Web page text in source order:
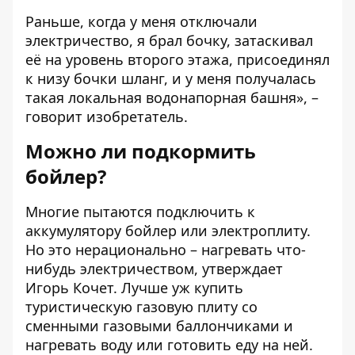
Раньше, когда у меня отключали
электричество, я брал бочку, затаскивал
её на уровень второго этажа, присоединял
к низу бочки шланг, и у меня получалась
такая локальная водонапорная башня», –
говорит изобретатель.
Можно ли подкормить
бойлер?
Многие пытаются подключить к
аккумулятору бойлер или электроплиту.
Но это нерационально – нагревать что-
нибудь электричеством, утверждает
Игорь Кочет. Лучше уж купить
туристическую газовую плиту со
сменными газовыми баллончиками и
нагревать воду или готовить еду на ней.